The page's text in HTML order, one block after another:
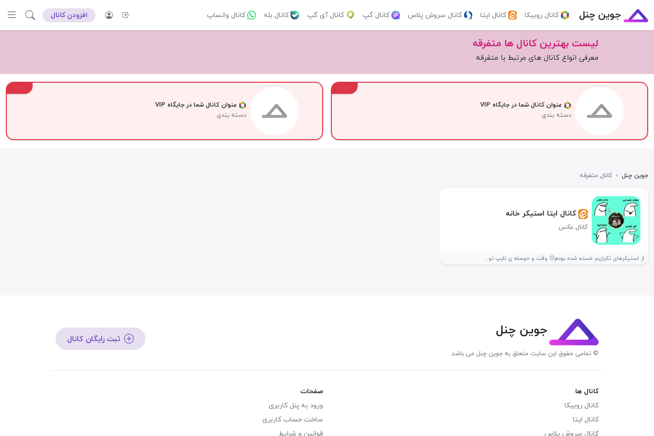
جوین چنل کانال روبیکا کانال ایتا کانال سروش پلاس کانال گپ کانال آی گپ کانال بله کانال واتساپ افزودن کانال
لیست بهترین کانال ها متفرقه
معرفی انواع کانال های مرتبط با متفرقه
عنوان کانال شما در جایگاه VIP
دسته بندی
عنوان کانال شما در جایگاه VIP
دسته بندی
جوین چنل › کانال متفرقه
کانال ایتا استیکر خانه
کانال عکس
از استیکرهای تکراریم خسته شده بودم😕 وقت و حوصله ی تایپ تو...
جوین چنل
© تمامی حقوق این سایت متعلق به جوین چنل می باشد.
ثبت رایگان کانال
کانال ها
کانال روبیکا
کانال ایتا
کانال سروش پلاس
صفحات
ورود به پنل کاربری
ساخت حساب کاربری
قوانین و شرایط